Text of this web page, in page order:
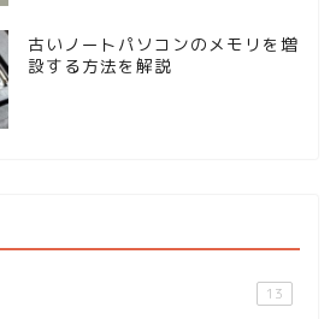
古いノートパソコンのメモリを増
設する方法を解説
13